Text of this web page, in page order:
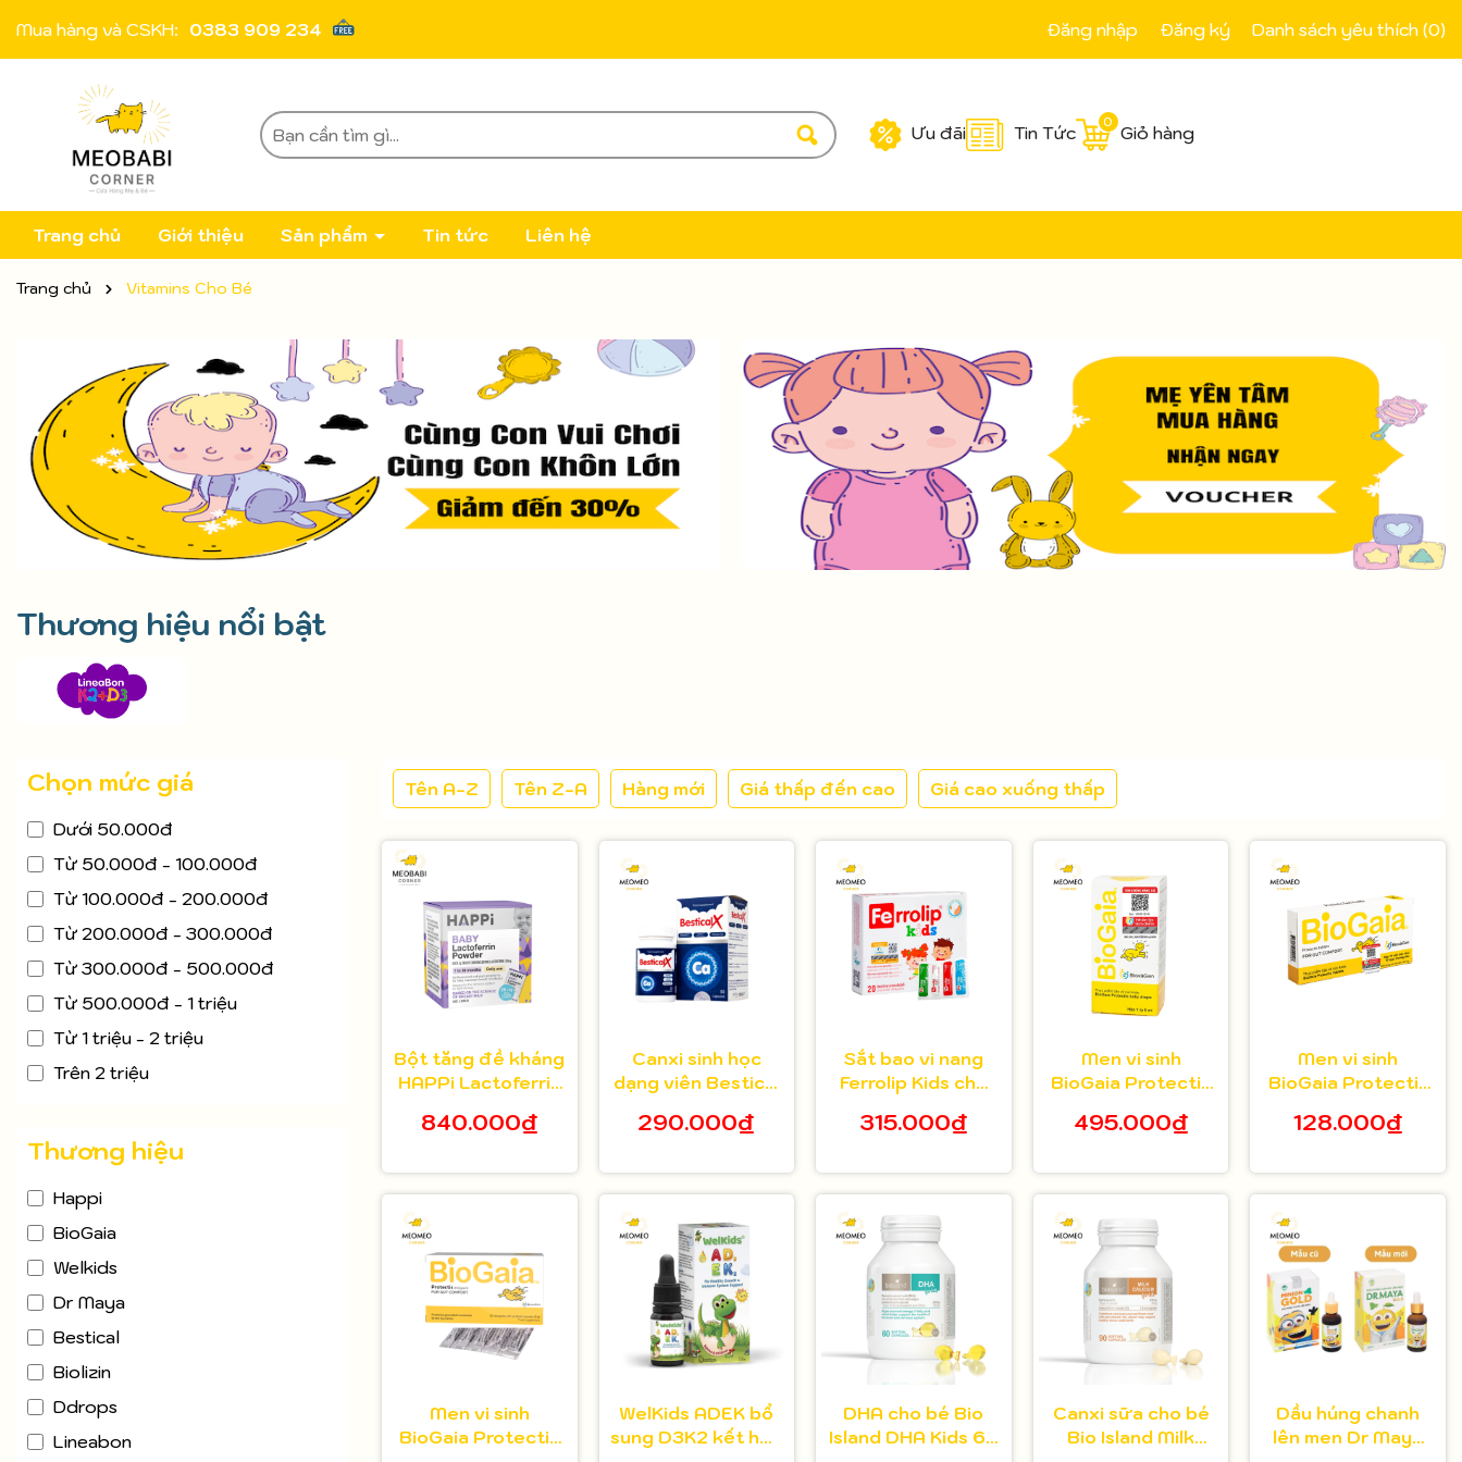
Mua hàng và CSKH: 0383 909 234 Đăng nhập Đăng ký Danh sách yêu thích (0)
Ưu đãi Tin Tức Giỏ hàng
0
Trang chủ Giới thiệu Sản phẩm Tin tức Liên hệ
Trang chủ Vitamins Cho Bé
Thương hiệu nổi bật
Chọn mức giá
Dưới 50.000đ
Từ 50.000đ - 100.000đ
Từ 100.000đ - 200.000đ
Từ 200.000đ - 300.000đ
Từ 300.000đ - 500.000đ
Từ 500.000đ - 1 triệu
Từ 1 triệu - 2 triệu
Trên 2 triệu
Thương hiệu
Happi
BioGaia
Welkids
Dr Maya
Bestical
Biolizin
Ddrops
Lineabon
Tên A-Z Tên Z-A Hàng mới Giá thấp đến cao Giá cao xuống thấp
Bột tăng đề kháng
HAPPi Lactoferrin
1 tháng tuổi
840.000₫
Canxi sinh học
dạng viên Bestical
30 viên
290.000₫
Sắt bao vi nang
Ferrolip Kids cho
gói
315.000₫
Men vi sinh
BioGaia Protectis
495.000₫
Men vi sinh
BioGaia Protectis
viên
128.000₫
Men vi sinh
BioGaia Protectis
WelKids ADEK bổ
sung D3K2 kết hợp
DHA cho bé Bio
Island DHA Kids 60
Canxi sữa cho bé
Bio Island Milk
Dầu húng chanh
lên men Dr Maya